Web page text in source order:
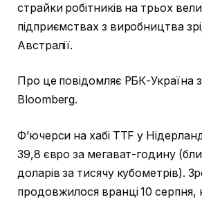
страйки робітників на трьох
підприємствах з виробництва
Австралії.
Про це повідомляє РБК-Україна
Bloomberg.
Ф’ючерси на хабі TTF у
39,8 євро за мегават-годину
доларів за тисячу кубометрів).
продовжилося вранці 10 серпня,